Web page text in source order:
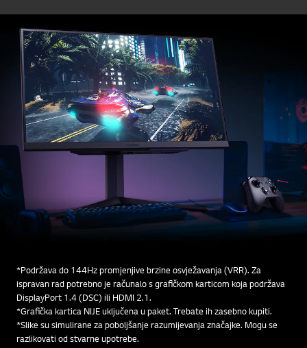
*Podržava do 144Hz promjenjive brzine osvježavanja (VRR). Za
ispravan rad potrebno je računalo s grafičkom karticom koja podržava
DisplayPort 1.4 (DSC) ili HDMI 2.1.
*Grafička kartica NIJE uključena u paket. Trebate ih zasebno kupiti.
*Slike su simulirane za poboljšanje razumijevanja značajke. Mogu se
razlikovati od stvarne upotrebe.